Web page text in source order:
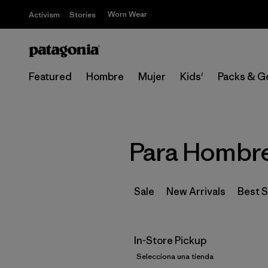
Activism Stories Worn Wear
Featured Hombre Mujer Kids' Packs &
Para
Sale New Arrivals Best
In-Store Pickup
Selecciona una tienda